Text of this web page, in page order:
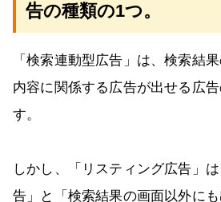
告の種類の1つ。
「検索連動型広告」は、検索結
内容に関係する広告が出せる広
す。
しかし、「リスティング広告」
告」と「検索結果の画面以外に